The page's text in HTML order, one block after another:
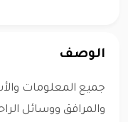
الوصف
جميع المعلومات
والمرافق ووسائل